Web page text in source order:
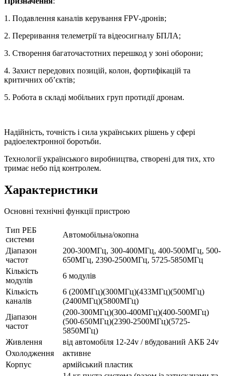
1. Подавлення каналів керування FPV-дронів;
2. Переривання телеметрії та відеосигналу БПЛА;
3. Створення багаточастотних перешкод у зоні оборони;
4. Захист передових позицій, колон, фортифікацій та
критичних об’єктів;
5. Робота в складі мобільних груп протидії дронам.
Надійність, точність і сила українських рішень у сфері
радіоелектронної боротьби.
Технології українського виробництва, створені для тих, хто
тримає небо під контролем.
Характеристики
Основні технічні функції пристрою
Тип РЕБ
системи
Автомобільна/окопна
Діапазон
частот
200-300МГц, 300-400МГц, 400-500МГц, 500-
650МГц, 2390-2500МГц, 5725-5850МГц
Кількість
модулів
6 модулів
Кількість
каналів
6 (200МГц)(300МГц)(433МГц)(500МГц)
(2400МГц)(5800МГц)
Діапазон
частот
(200-300МГц)(300-400МГц)(400-500МГц)
(500-650МГц)(2390-2500МГц)(5725-
5850МГц)
Живлення
від автомобіля 12-24v / вбудований АКБ 24v
Охолодження
активне
Корпус
армійський пластик